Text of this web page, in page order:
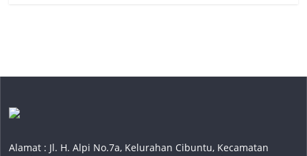
Alamat : Jl. H. Alpi No.7a, Kelurahan Cibuntu, Kecamatan